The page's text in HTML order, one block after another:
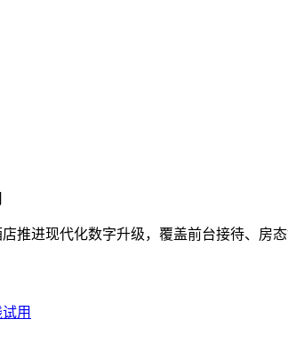
推进现代化数字升级，覆盖前台接待、房
用